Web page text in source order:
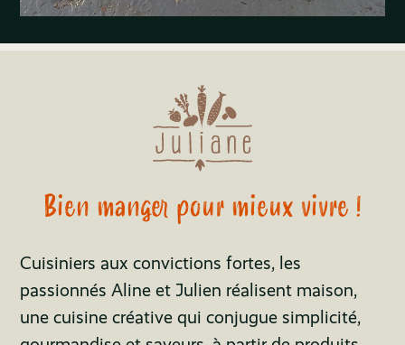
Bien manger pour mieux vivre !
Cuisiniers aux convictions fortes, les
passionnés Aline et Julien réalisent maison,
une cuisine créative qui conjugue simplicité,